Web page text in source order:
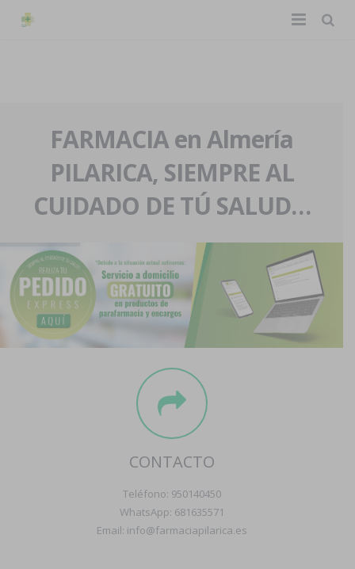
La farmacia
Nuestra historia
Nuestro equipo
Eventos
Servicios y reservas
Pedidos express
Blog
Contacto
Boletín
FARMACIA en Almería
PILARICA, SIEMPRE AL
CUIDADO DE TÚ SALUD…
CONTACTO
Teléfono: 950140450
WhatsApp: 681635571
Email: info@farmaciapilarica.es